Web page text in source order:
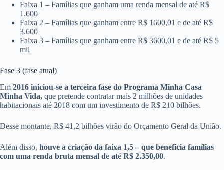
Faixa 1 – Famílias que ganham uma renda mensal de até R$
1.600
Faixa 2 – Famílias que ganham entre R$ 1600,01 e de até R$
3.600
Faixa 3 – Famílias que ganham entre R$ 3600,01 e de até R$ 5
mil
Fase 3 (fase atual)
Em 2016 iniciou-se a terceira fase do Programa Minha Casa
Minha Vida, que pretende contratar mais 2 milhões de unidades
habitacionais até 2018 com um investimento de R$ 210 bilhões.
Desse montante, R$ 41,2 bilhões virão do Orçamento Geral da União.
Além disso, houve a criação da faixa 1,5 – que beneficia famílias
com uma renda bruta mensal de até R$ 2.350,00.